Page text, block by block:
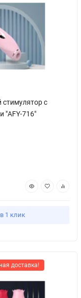
с
"AFY-716"
1 клик
доставка!